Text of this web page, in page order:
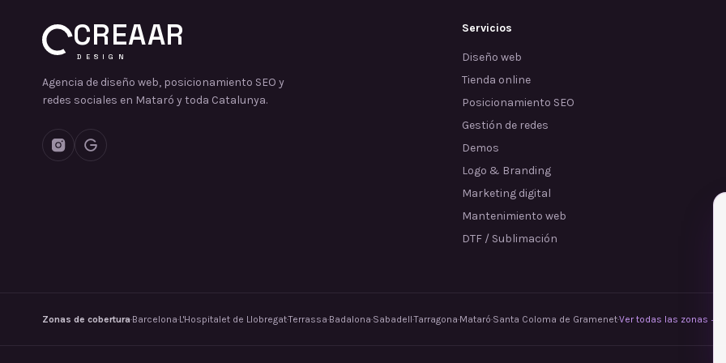
CREAAR
DESIGN
Agencia de diseño web, posicionamiento SEO y
redes sociales en Mataró y toda Catalunya.
Servicios
Diseño web
Tienda online
Posicionamiento SEO
Gestión de redes
Demos
Logo & Branding
Marketing digital
Mantenimiento web
DTF / Sublimación
Zonas de cobertura·Barcelona·L'Hospitalet de Llobregat·Terrassa·Badalona·Sabadell·Tarragona·Mataró·Santa Coloma de Gramenet·Ver todas las zonas →